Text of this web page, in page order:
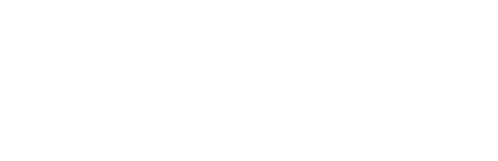
histórii Krokovačky. Následne sa účastníci zastavovali pri
životnom štýle sa mohli účastníci porozprávať aj so
walkingu pod vedením trénerov Nordic Walking